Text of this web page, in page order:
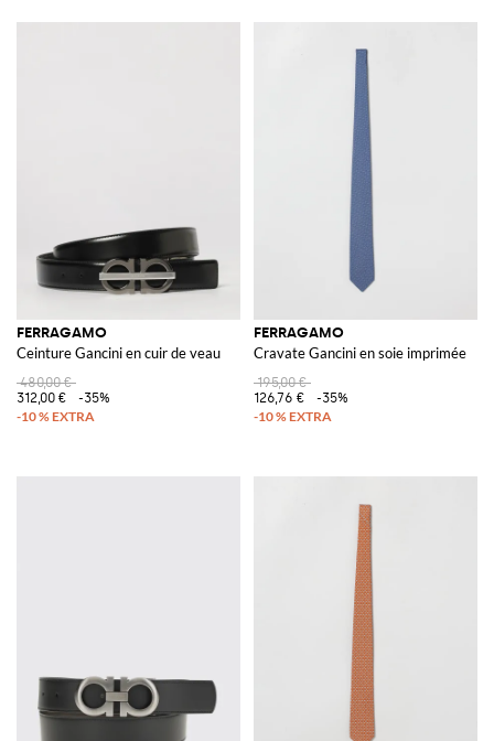
FERRAGAMO
Ceinture Gancini en cuir de veau
480,00 €
312,00 €
-35%
FERRAGAMO
Cravate Gancini en soie imprimée
195,00 €
126,76 €
-35%